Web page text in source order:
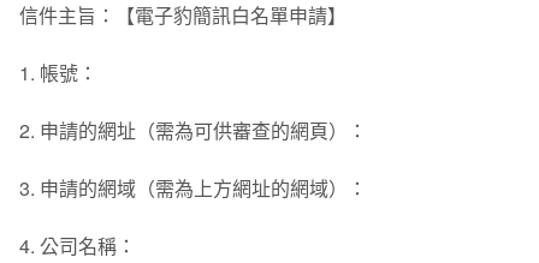
信件主旨：【電子豹簡訊白名單申請】
1. 帳號：
2. 申請的網址（需為可供審查的網頁）：
3. 申請的網域（需為上方網址的網域）：
4. 公司名稱：